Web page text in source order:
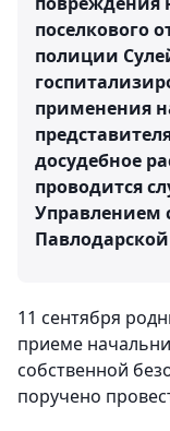
поселкового
полиции
применения
досудебное
проводится
Управлением
11 сентября
приеме
собственной
поручено